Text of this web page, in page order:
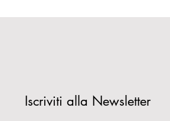
Iscriviti alla Newsletter